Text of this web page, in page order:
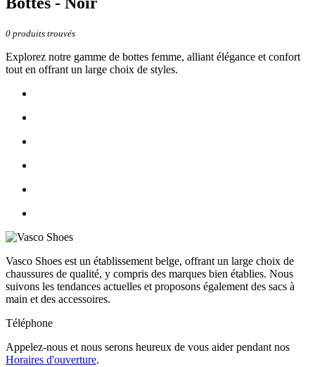
0 produits trouvés
Explorez notre gamme de bottes femme, alliant élégance et confort
tout en offrant un large choix de styles.
Vasco Shoes est un établissement belge, offrant un large choix de
chaussures de qualité, y compris des marques bien établies. Nous
suivons les tendances actuelles et proposons également des sacs à
main et des accessoires.
Téléphone
Appelez-nous et nous serons heureux de vous aider pendant nos
Horaires d'ouverture.